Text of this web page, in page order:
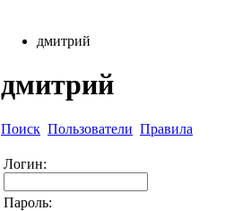
дмитрий
дмитрий
Поиск Пользователи Правила
Логин:
Пароль: